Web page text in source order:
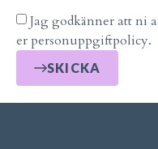
Jag godkänner att ni
er personuppgiftpolicy.
SKICKA